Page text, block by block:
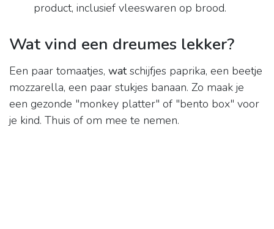
product, inclusief vleeswaren op brood.
Wat vind een dreumes lekker?
Een paar tomaatjes, watschijfjes paprika, een beetje
mozzarella, een paar stukjes banaan. Zo maak je
een gezonde "monkey platter" of "bento box" voor
je kind. Thuis of om mee te nemen.